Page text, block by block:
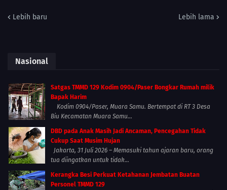
Lebih baru Lebih lama
Nasional
Satgas TMMD 129 Kodim 0904/Paser Bongkar Rumah milik
Bapak Harim
Kodim 0904/Paser, Muara Samu. Bertempat di RT 3 Desa
Biu Kecamatan Muara Samu...
DBD pada Anak Masih Jadi Ancaman, Pencegahan Tidak
Cukup Saat Musim Hujan
Jakarta, 31 Juli 2026 – Memasuki tahun ajaran baru, orang
tua diingatkan untuk tidak...
Kerangka Besi Perkuat Ketahanan Jembatan Buatan
Personel TMMD 129